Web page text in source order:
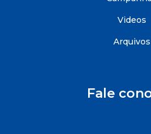
Videos
Arquivos
Fale